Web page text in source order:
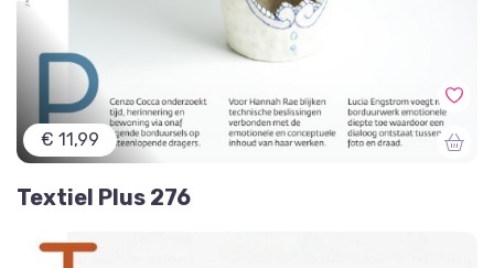
€ 11,99
Textiel Plus 276